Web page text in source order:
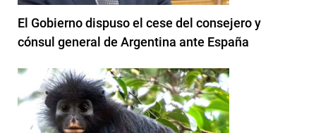
El Gobierno dispuso el cese del consejero y
cónsul general de Argentina ante España